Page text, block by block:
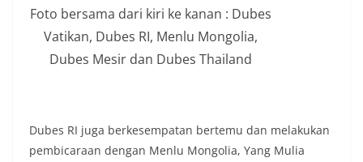
Foto bersama dari kiri ke kanan : Dubes
Vatikan, Dubes RI, Menlu Mongolia,
Dubes Mesir dan Dubes Thailand
Dubes RI juga berkesempatan bertemu dan melakukan
pembicaraan dengan Menlu Mongolia, Yang Mulia